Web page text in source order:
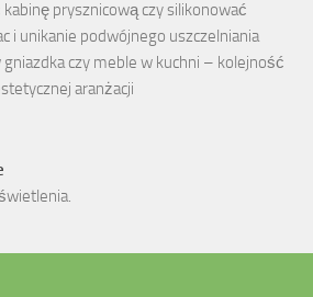
prysznicową czy silikonować
i unikanie podwójnego uszczelniania
czy meble w kuchni – kolejność
aranżacji